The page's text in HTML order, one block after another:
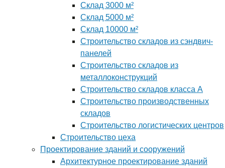
Склад 3000 м²
Склад 5000 м²
Склад 10000 м²
Строительство складов из сэндвич-
панелей
Строительство складов из
металлоконструкций
Строительство складов класса А
Строительство производственных
складов
Строительство логистических центров
Строительство цеха
Проектирование зданий и сооружений
Архитектурное проектирование зданий